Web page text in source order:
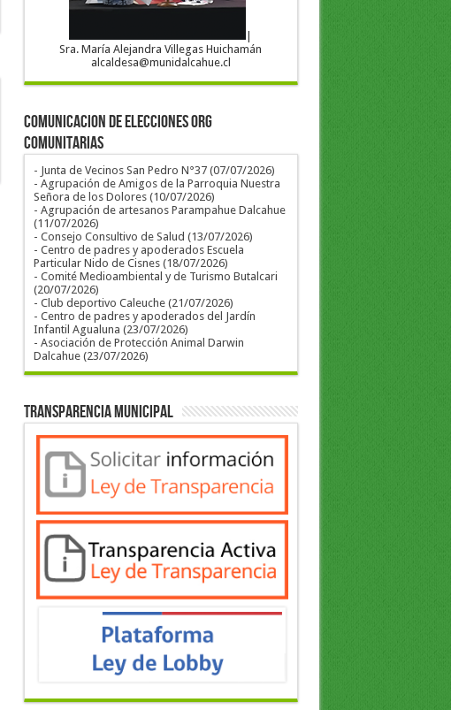
Sra. María Alejandra Villegas Huichamán
alcaldesa@munidalcahue.cl
COMUNICACION DE ELECCIONES ORG
COMUNITARIAS
- Junta de Vecinos San Pedro N°37 (07/07/2026)
- Agrupación de Amigos de la Parroquia Nuestra
Señora de los Dolores (10/07/2026)
- Agrupación de artesanos Parampahue Dalcahue
(11/07/2026)
- Consejo Consultivo de Salud (13/07/2026)
- Centro de padres y apoderados Escuela
Particular Nido de Cisnes (18/07/2026)
- Comité Medioambiental y de Turismo Butalcari
(20/07/2026)
- Club deportivo Caleuche (21/07/2026)
- Centro de padres y apoderados del Jardín
Infantil Agualuna (23/07/2026)
- Asociación de Protección Animal Darwin
Dalcahue (23/07/2026)
Transparencia Municipal